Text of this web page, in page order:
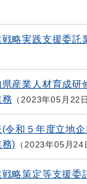
略実践支援委託
産業人材育成研
2023年05月22日
令和５年度立地
)
2023年05月24
略策定等支援委